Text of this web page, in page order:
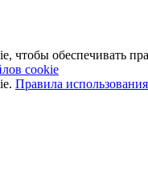
обеспечивать
cookie
Правила